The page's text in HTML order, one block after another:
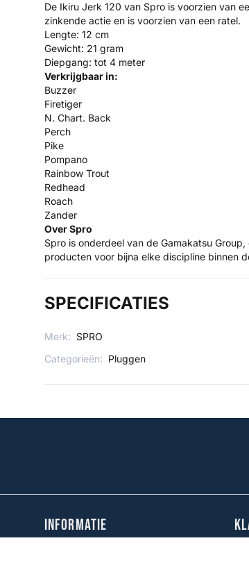
De Ikiru Jerk 120 van Spro is voorzien van
zinkende actie en is voorzien van een ratel.
Lengte: 12 cm
Gewicht: 21 gram
Diepgang: tot 4 meter
Verkrijgbaar in:
Buzzer
Firetiger
N. Chart. Back
Perch
Pike
Pompano
Rainbow Trout
Redhead
Roach
Zander
Over Spro
Spro is onderdeel van de Gamakatsu
producten voor bijna elke discipline binnen
SPECIFICATIES
Merk: SPRO
Categorieën: Pluggen
INFORMATIE